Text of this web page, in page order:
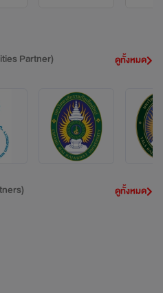
Partner) ดูทั้งหมด
ดูทั้งหมด